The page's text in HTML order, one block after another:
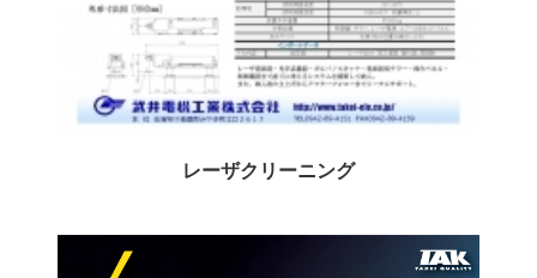
レーザクリーニング